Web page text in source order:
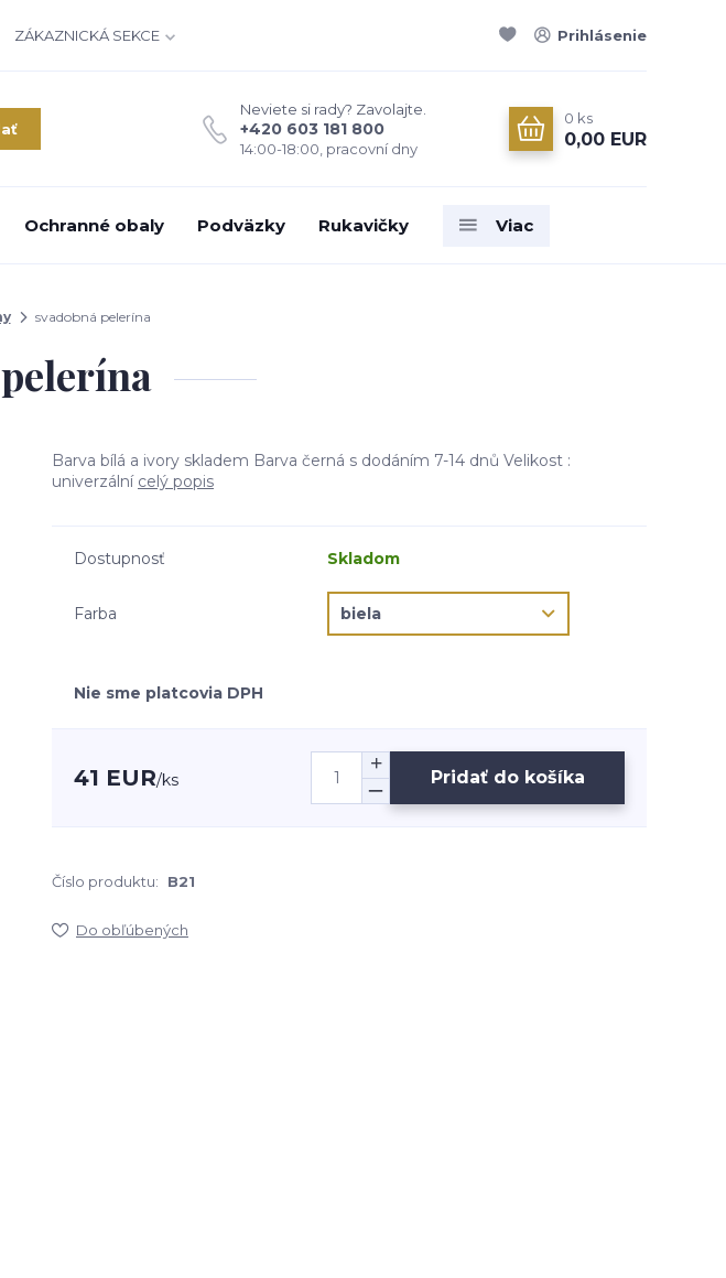
ZÁKAZNICKÁ SEKCE Prihlásenie
Neviete si rady? Zavolajte.
+420 603 181 800
14:00-18:00, pracovní dny
0 ks
0,00 EUR
Ochranné obaly Podväzky Rukavičky Viac
svadobná pelerína
Barva bílá a ivory skladem Barva černá s dodáním 7-14 dnů Velikost :
univerzální celý popis
Dostupnosť Skladom
Farba
Nie sme platcovia DPH
41 EUR/ks Pridať do košíka
Číslo produktu: B21
Do obľúbených